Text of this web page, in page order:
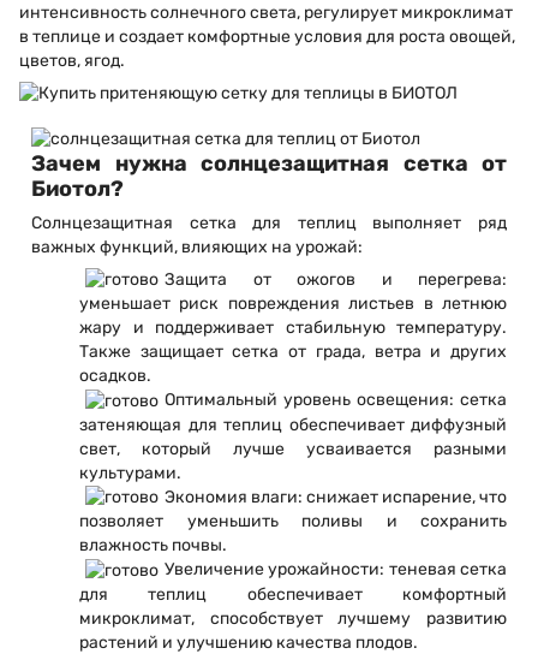
интенсивность солнечного света, регулирует микроклимат
в теплице и создает комфортные условия для роста овощей,
цветов, ягод.
Зачем нужна солнцезащитная сетка от
Биотол?
Солнцезащитная сетка для теплиц выполняет ряд
важных функций, влияющих на урожай:
Защита от ожогов и перегрева:
уменьшает риск повреждения листьев в летнюю
жару и поддерживает стабильную температуру.
Также защищает сетка от града, ветра и других
осадков.
Оптимальный уровень освещения: сетка
затеняющая для теплиц обеспечивает диффузный
свет, который лучше усваивается разными
культурами.
Экономия влаги: снижает испарение, что
позволяет уменьшить поливы и сохранить
влажность почвы.
Увеличение урожайности: теневая сетка
для теплиц обеспечивает комфортный
микроклимат, способствует лучшему развитию
растений и улучшению качества плодов.